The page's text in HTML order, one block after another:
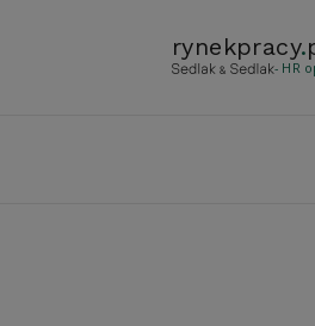
rynekpracy.
- HR